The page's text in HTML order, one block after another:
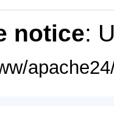
notice: